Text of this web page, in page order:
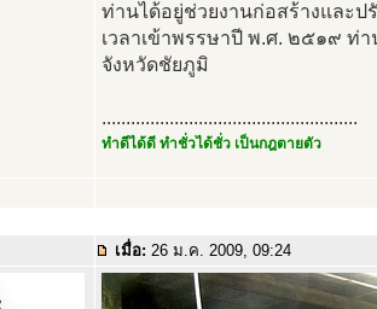
ท่านได้อยู่ช่วยงานก่อสร้างและ
เวลาเข้าพรรษาปี พ.ศ. ๒๕๑๙ ท่
จังหวัดชัยภูมิ
.....................................................
ทำดีได้ดี ทำชั่วได้ชั่ว เป็นกฎตายตัว
เมื่อ: 26 ม.ค. 2009, 09:24